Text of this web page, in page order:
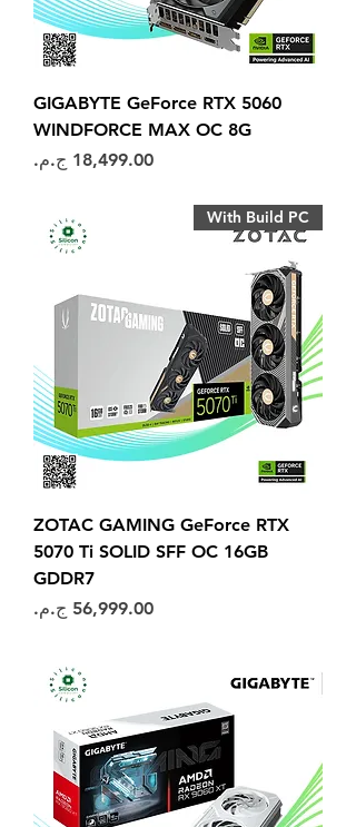
GIGABYTE GeForce RTX 5060
WINDFORCE MAX OC 8G
السعر
With Build PC
ZOTAC GAMING GeForce RTX
5070 Ti SOLID SFF OC 16GB
GDDR7
السعر